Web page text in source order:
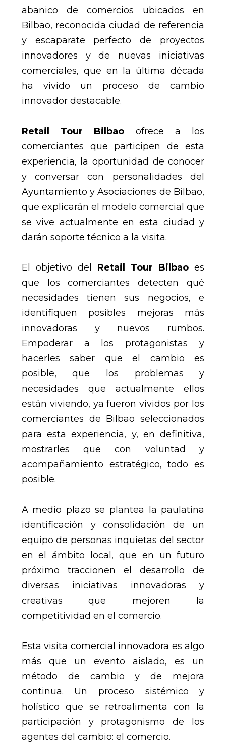
abanico de comercios ubicados en
Bilbao, reconocida ciudad de referencia
y escaparate perfecto de proyectos
innovadores y de nuevas iniciativas
comerciales, que en la última década
ha vivido un proceso de cambio
innovador destacable.
Retail Tour Bilbao ofrece a los
comerciantes que participen de esta
experiencia, la oportunidad de conocer
y conversar con personalidades del
Ayuntamiento y Asociaciones de Bilbao,
que explicarán el modelo comercial que
se vive actualmente en esta ciudad y
darán soporte técnico a la visita.
El objetivo del Retail Tour Bilbao es
que los comerciantes detecten qué
necesidades tienen sus negocios, e
identifiquen posibles mejoras más
innovadoras y nuevos rumbos.
Empoderar a los protagonistas y
hacerles saber que el cambio es
posible, que los problemas y
necesidades que actualmente ellos
están viviendo, ya fueron vividos por los
comerciantes de Bilbao seleccionados
para esta experiencia, y, en definitiva,
mostrarles que con voluntad y
acompañamiento estratégico, todo es
posible.
A medio plazo se plantea la paulatina
identificación y consolidación de un
equipo de personas inquietas del sector
en el ámbito local, que en un futuro
próximo traccionen el desarrollo de
diversas iniciativas innovadoras y
creativas que mejoren la
competitividad en el comercio.
Esta visita comercial innovadora es algo
más que un evento aislado, es un
método de cambio y de mejora
continua. Un proceso sistémico y
holístico que se retroalimenta con la
participación y protagonismo de los
agentes del cambio: el comercio.